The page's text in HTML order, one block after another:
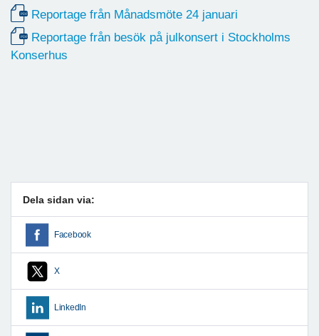
Reportage från Månadsmöte 24 januari
Reportage från besök på julkonsert i Stockholms
Konserhus
Dela sidan via:
Facebook
X
LinkedIn